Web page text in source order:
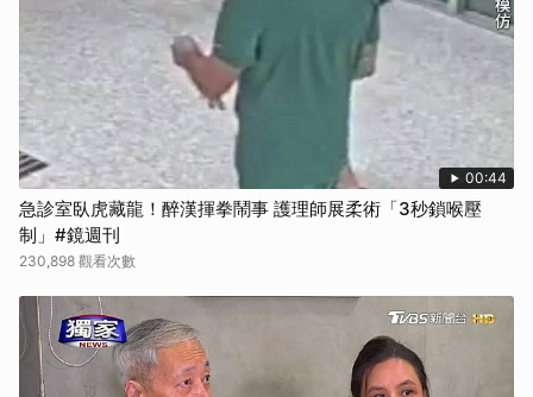
00:44
急診室臥虎藏龍！醉漢揮拳鬧事 護理師展柔術「3秒鎖喉壓
制」#鏡週刊
230,898 觀看次數